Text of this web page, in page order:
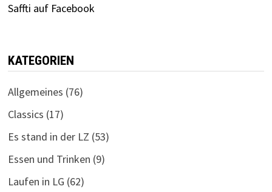
Saffti auf Facebook
KATEGORIEN
Allgemeines (76)
Classics (17)
Es stand in der LZ (53)
Essen und Trinken (9)
Laufen in LG (62)